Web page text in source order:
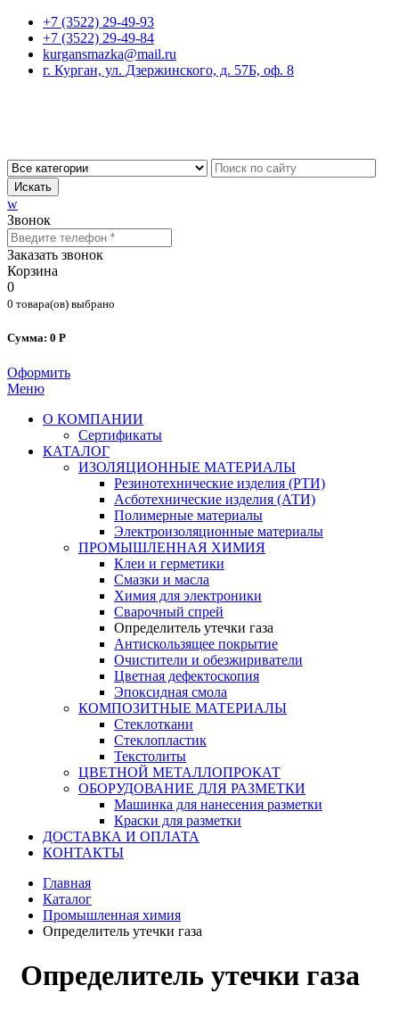
+7 (3522) 29-49-93
+7 (3522) 29-49-84
kurgansmazka@mail.ru
г. Курган, ул. Дзержинского, д. 57Б, оф. 8
Искать
w
Звонок
Заказать звонок
Корзина
0
0 товара(ов) выбрано
Сумма: 0 Р
Оформить
Меню
О КОМПАНИИ
Сертификаты
КАТАЛОГ
ИЗОЛЯЦИОННЫЕ МАТЕРИАЛЫ
Резинотехнические изделия (РТИ)
Асботехнические изделия (АТИ)
Полимерные материалы
Электроизоляционные материалы
ПРОМЫШЛЕННАЯ ХИМИЯ
Клеи и герметики
Смазки и масла
Химия для электроники
Сварочный спрей
Определитель утечки газа
Антискользящее покрытие
Очистители и обезжириватели
Цветная дефектоскопия
Эпоксидная смола
КОМПОЗИТНЫЕ МАТЕРИАЛЫ
Стеклоткани
Стеклопластик
Текстолиты
ЦВЕТНОЙ МЕТАЛЛОПРОКАТ
ОБОРУДОВАНИЕ ДЛЯ РАЗМЕТКИ
Машинка для нанесения разметки
Краски для разметки
ДОСТАВКА И ОПЛАТА
КОНТАКТЫ
Главная
Каталог
Промышленная химия
Определитель утечки газа
Определитель утечки газа